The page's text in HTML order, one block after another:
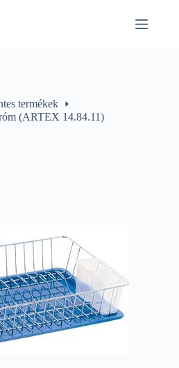
termékek
(ARTEX 14.84.11)